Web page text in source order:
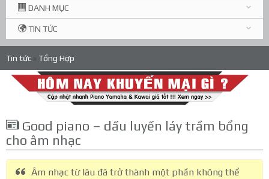
DANH MỤC
TIN TỨC
Tin tức » Tổng Hợp
Good piano – dấu luyến láy trầm bổng
cho âm nhạc
Âm nhạc từ lâu đã trở thành một phần không thể